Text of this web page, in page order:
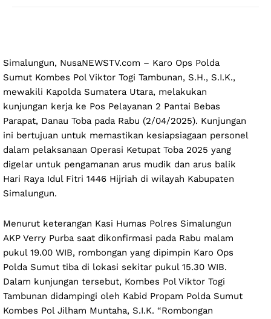
Simalungun, NusaNEWSTV.com – Karo Ops Polda
Sumut Kombes Pol Viktor Togi Tambunan, S.H., S.I.K.,
mewakili Kapolda Sumatera Utara, melakukan
kunjungan kerja ke Pos Pelayanan 2 Pantai Bebas
Parapat, Danau Toba pada Rabu (2/04/2025). Kunjungan
ini bertujuan untuk memastikan kesiapsiagaan personel
dalam pelaksanaan Operasi Ketupat Toba 2025 yang
digelar untuk pengamanan arus mudik dan arus balik
Hari Raya Idul Fitri 1446 Hijriah di wilayah Kabupaten
Simalungun.
Menurut keterangan Kasi Humas Polres Simalungun
AKP Verry Purba saat dikonfirmasi pada Rabu malam
pukul 19.00 WIB, rombongan yang dipimpin Karo Ops
Polda Sumut tiba di lokasi sekitar pukul 15.30 WIB.
Dalam kunjungan tersebut, Kombes Pol Viktor Togi
Tambunan didampingi oleh Kabid Propam Polda Sumut
Kombes Pol Jilham Muntaha, S.I.K. “Rombongan